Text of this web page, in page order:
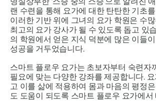
랜 수련을 통해 요가에 대한 탄탄한 기초
이러한 기반 위에 그녀의 요가 학원은 수
최고의 요가 강사가 될 수 있도록 돕고 있
의 학원에서 얻은 지식 덕분에 많은 이들
성공을 거두었습니다.
스마트 플로우 요가는 초보자부터 숙련자
필요에 맞는 다양한 강좌를 제공합니다.
고 이를 삶에 적용하여 몸과 마음의 평정
도 도움이 되도록 스마트 플로우 요가에서